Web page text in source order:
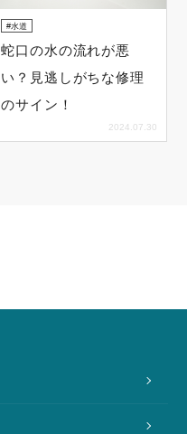
水道
蛇口の水の流れが悪
い？見逃しがちな修理
のサイン！
2024.07.30